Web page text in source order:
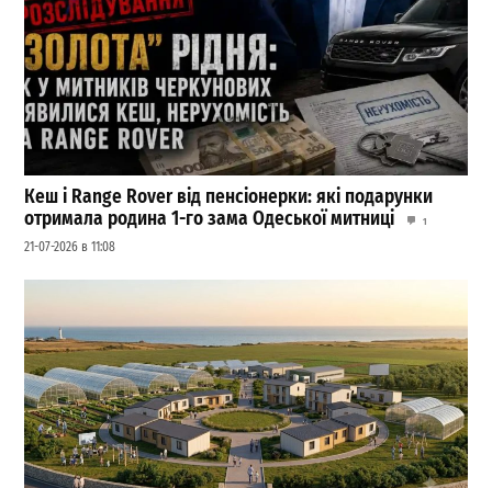
Кеш і Range Rover від пенсіонерки: які подарунки
отримала родина 1-го зама Одеської митниці
1
21-07-2026 в 11:08